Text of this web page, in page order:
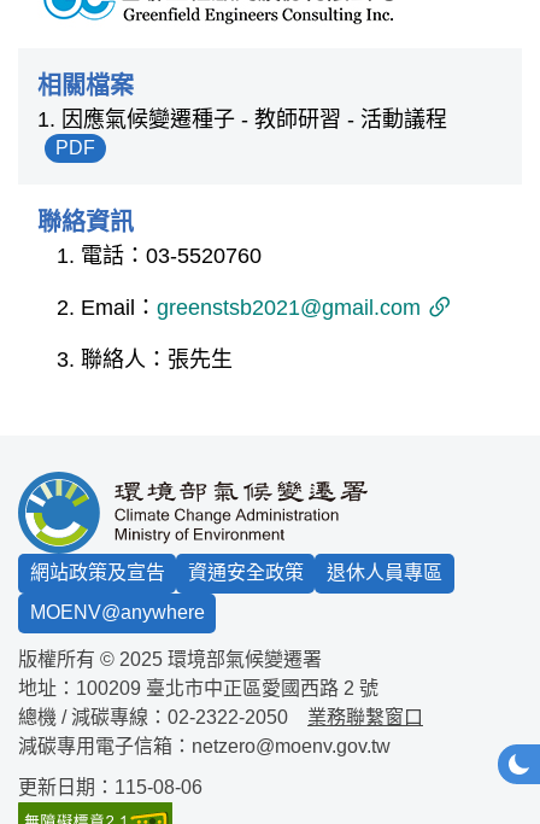
相關檔案
1. 因應氣候變遷種子 - 教師研習 - 活動議程
PDF
聯絡資訊
電話：03-5520760
Email： greenstsb2021@gmail.com
聯絡人：張先生
網站政策及宣告 資通安全政策
退休人員專區
MOENV@anywhere
版權所有 © 2025 環境部氣候變遷署
地址：100209 臺北市中正區愛國西路 2 號
總機 / 減碳專線： 02-2322-2050
業務聯繫窗口
減碳專用電子信箱： netzero@moenv.gov.tw
更新日期：115-08-06
網站
深